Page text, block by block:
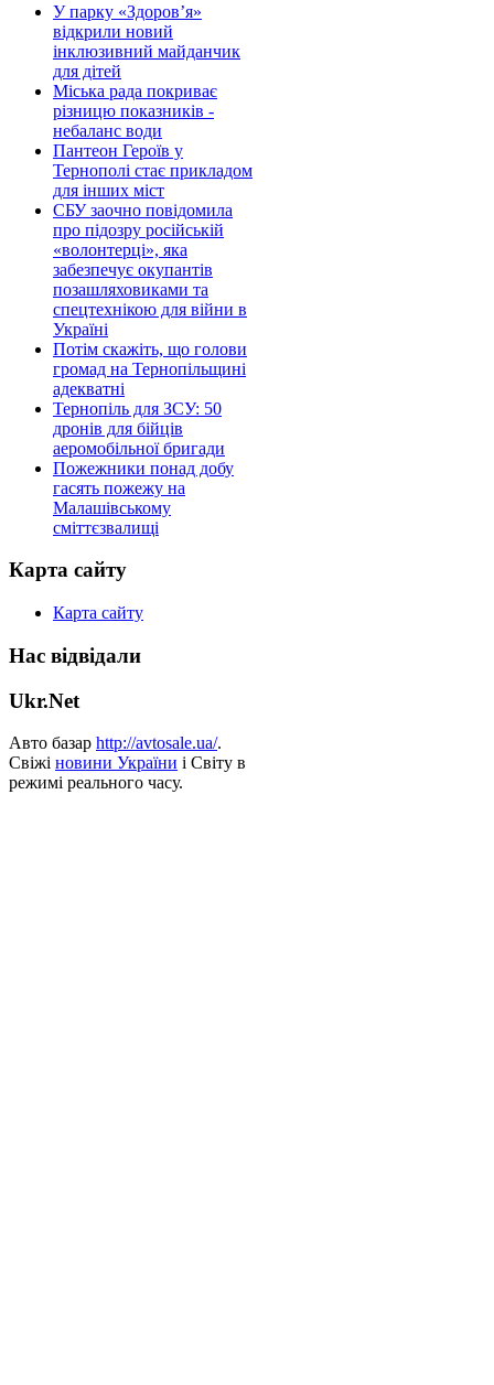
У парку «Здоров’я»
відкрили новий
інклюзивний майданчик
для дітей
Міська рада покриває
різницю показників -
небаланс води
Пантеон Героїв у
Тернополі стає прикладом
для інших міст
СБУ заочно повідомила
про підозру російській
«волонтерці», яка
забезпечує окупантів
позашляховиками та
спецтехнікою для війни в
Україні
Потім скажіть, що голови
громад на Тернопільщині
адекватні
Тернопіль для ЗСУ: 50
дронів для бійців
аеромобільної бригади
Пожежники понад добу
гасять пожежу на
Малашівському
сміттєзвалищі
Карта сайту
Карта сайту
Нас відвідали
Ukr.Net
Авто базар http://avtosale.ua/.
Свіжі новини України і Світу в
режимі реального часу.